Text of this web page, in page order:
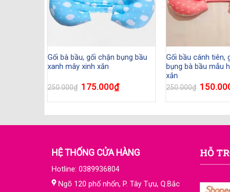
Gối bà bầu, gối chặn bụng bầu
xanh mây xinh xắn
250.000₫ 175.000₫
Gối bầu cánh tiên,
bụng bà bầu mẫu
xắn
250.000₫
HỆ THỐNG CỬA HÀNG
Hotline: 0389936804
Ngõ 120 phố nhổn, P. Tây Tựu, Q.Bắc
HỖ